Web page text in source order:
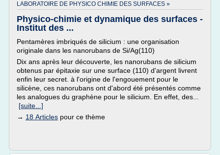
LABORATOIRE DE PHYSICO CHIMIE DES SURFACES »
Physico-chimie et dynamique des surfaces -
Institut des ...
Pentamères imbriqués de silicium : une organisation
originale dans les nanorubans de Si/Ag(110)
Dix ans après leur découverte, les nanorubans de silicium
obtenus par épitaxie sur une surface (110) d'argent livrent
enfin leur secret. à l'origine de l'engouement pour le
silicène, ces nanorubans ont d'abord été présentés comme
les analogues du graphène pour le silicium. En effet, des...
[suite...]
→ 18 Articles pour ce thème